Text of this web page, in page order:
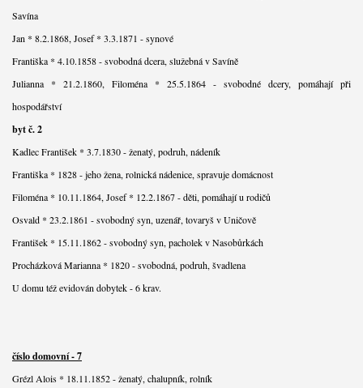
Savína
Jan * 8.2.1868, Josef * 3.3.1871 - synové
Františka * 4.10.1858 - svobodná dcera, služebná v Savíně
Julianna * 21.2.1860, Filoména * 25.5.1864 - svobodné dcery, pomáhají při
hospodářství
byt č. 2
Kadlec František * 3.7.1830 - ženatý, podruh, nádeník
Františka * 1828 - jeho žena, rolnická nádenice, spravuje domácnost
Filoména * 10.11.1864, Josef * 12.2.1867 - děti, pomáhají u rodičů
Osvald * 23.2.1861 - svobodný syn, uzenář, tovaryš v Uničově
František * 15.11.1862 - svobodný syn, pacholek v Nasobůrkách
Procházková Marianna * 1820 - svobodná, podruh, švadlena
U domu též evidován dobytek - 6 krav.
číslo domovní - 7
Grézl Alois * 18.11.1852 - ženatý, chalupník, rolník